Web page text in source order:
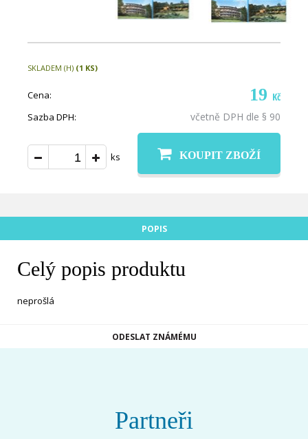
SKLADEM (H) (1 KS)
Cena: 19 Kč
Sazba DPH: včetně DPH dle § 90
ks KOUPIT ZBOŽÍ
POPIS
Celý popis produktu
neprošlá
ODESLAT ZNÁMÉMU
Partneři